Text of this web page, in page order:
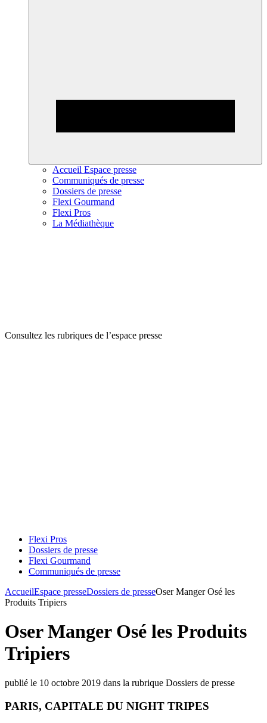
Accueil Espace presse
Communiqués de presse
Dossiers de presse
Flexi Gourmand
Flexi Pros
La Médiathèque
Consultez les rubriques de l’espace presse
Flexi Pros
Dossiers de presse
Flexi Gourmand
Communiqués de presse
AccueilEspace presseDossiers de presseOser Manger Osé les
Produits Tripiers
Oser Manger Osé les Produits
Tripiers
publié le 10 octobre 2019 dans la rubrique Dossiers de presse
PARIS, CAPITALE DU NIGHT TRIPES